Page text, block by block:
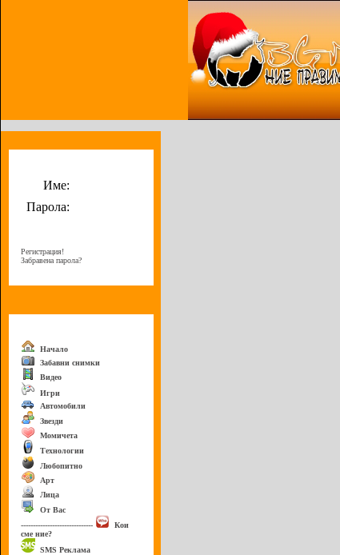
Име:
Парола:
Регистрация!
Забравена парола?
Начало
Забавни снимки
Видео
Игри
Автомобили
Звезди
Момичета
Технологии
Любопитно
Арт
Лица
От Вас
------------------------------
Кои
сме ние?
SMS Реклама